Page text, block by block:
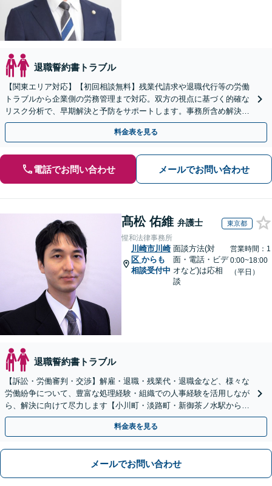
退職誓約書トラブル
【関東エリア対応】【初回相談無料】残業代請求や退職代行等の労働
トラブルから企業側の労務管理まで対応。双方の視点に基づく的確な
リスク分析で、早期解決と予防をサポートします。事務所含め解決実
績は年300件以上！【時間外・Web相談も可】
料金表を見る
電話でお問い合わせ メールでお問い合わせ
髙松 佑維 弁護士 東京都
惺和法律事務所
川崎市川崎
区 からも
相談受付中
面談方法(対
面・電話・ビデ
オなど)は応相
談
営業時間：1
0:00~18:00
（平日）
退職誓約書トラブル
【訴訟・労働審判・交渉】解雇・退職・残業代・退職金など、様々な
労働紛争について、豊富な処理経験・組織での人事経験を活用しなが
ら、解決に向けて尽力します【小川町・淡路町・新御茶ノ水駅から約
1分、御茶ノ水駅も利用可】
料金表を見る
メールでお問い合わせ